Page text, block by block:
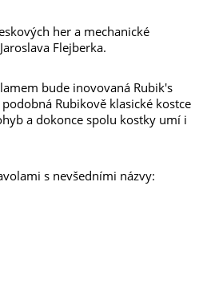
her a mechanické
Flejberka.
bude inovovaná Rubik's
Rubikově klasické kostce
a dokonce spolu kostky umí i
s nevšedními názvy: